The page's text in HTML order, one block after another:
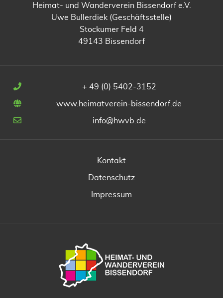
Heimat- und Wanderverein Bissendorf e.V.
Uwe Bullerdiek (Geschäftsstelle)
Stockumer Feld 4
49143 Bissendorf
+ 49 (0) 5402-3152
www.heimatverein-bissendorf.de
info@hwvb.de
Kontakt
Datenschutz
Impressum